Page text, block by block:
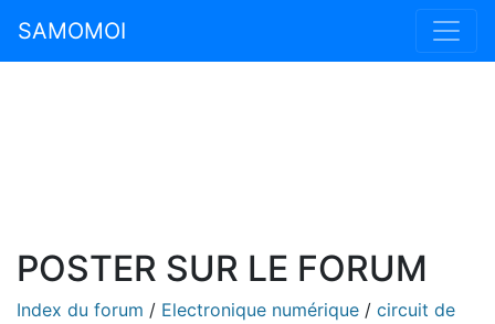
SAMOMOI
POSTER SUR LE FORUM
Index du forum / Electronique numérique / circuit de